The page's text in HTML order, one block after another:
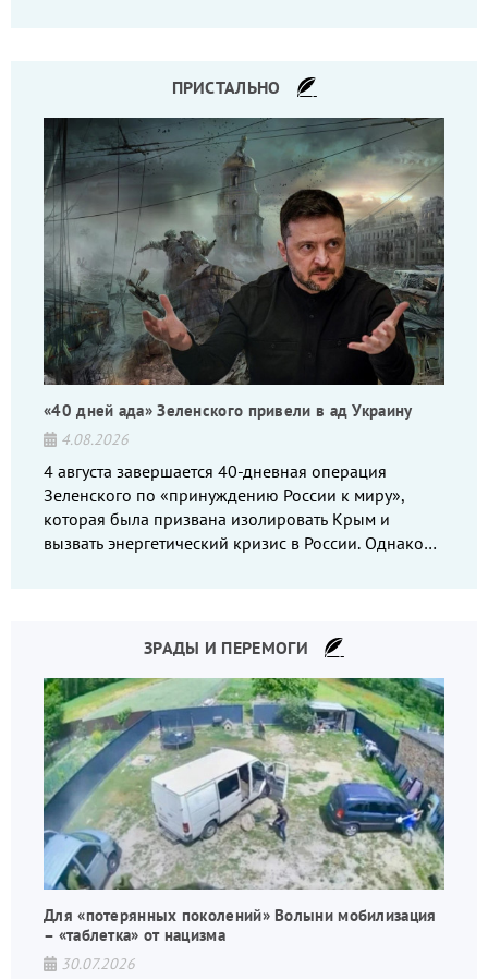
ПРИСТАЛЬНО
«40 дней ада» Зеленского привели в ад Украину
4.08.2026
4 августа завершается 40-дневная операция
Зеленского по «принуждению России к миру»,
которая была призвана изолировать Крым и
вызвать энергетический кризис в России. Однако
ЗРАДЫ И ПЕРЕМОГИ
Для «потерянных поколений» Волыни мобилизация
– «таблетка» от нацизма
30.07.2026